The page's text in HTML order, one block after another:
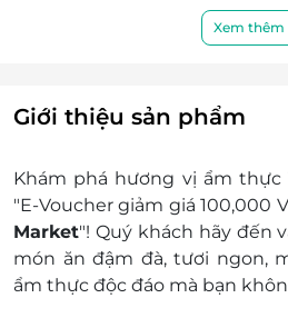
Hotline: 1900 0207
48 Thái Phiên, Hải
Tầng 4, Lô số L4-
mại Vincom Plaza,
Hải Bắc, Sơn Trà, Đà
95 Cao Thắng, P.3,
L4-12-13 Tầng 4, Toà
Xem thêm
Giới thiệu sản phẩm
Khám phá hương vị ẩm thực
"E-Voucher giảm giá 100,000
Market"! Quý khách hãy đến
món ăn đậm đà, tươi ngon,
ẩm thực độc đáo mà bạn